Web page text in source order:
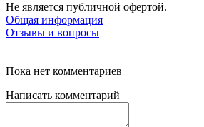
Не является публичной офертой.
Общая информация
Отзывы и вопросы
Пока нет комментариев
Написать комментарий